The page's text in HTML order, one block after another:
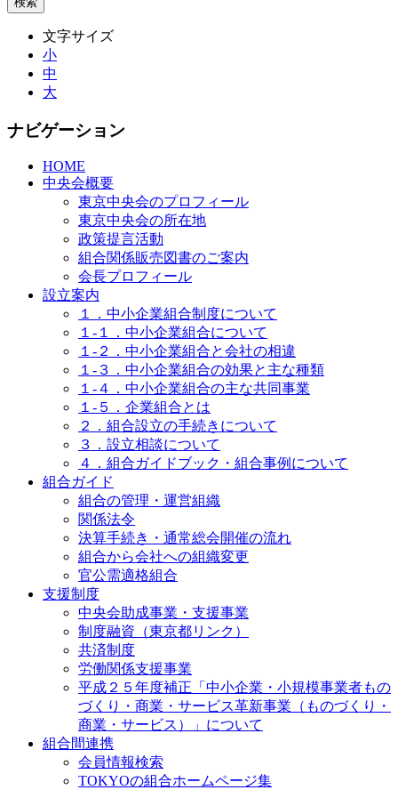
文字サイズ
小
中
大
ナビゲーション
HOME
中央会概要
東京中央会のプロフィール
東京中央会の所在地
政策提言活動
組合関係販売図書のご案内
会長プロフィール
設立案内
１．中小企業組合制度について
１-１．中小企業組合について
１-２．中小企業組合と会社の相違
１-３．中小企業組合の効果と主な種類
１-４．中小企業組合の主な共同事業
１-５．企業組合とは
２．組合設立の手続きについて
３．設立相談について
４．組合ガイドブック・組合事例について
組合ガイド
組合の管理・運営組織
関係法令
決算手続き・通常総会開催の流れ
組合から会社への組織変更
官公需適格組合
支援制度
中央会助成事業・支援事業
制度融資（東京都リンク）
共済制度
労働関係支援事業
平成２５年度補正「中小企業・小規模事業者もの
づくり・商業・サービス革新事業（ものづくり・
商業・サービス）」について
組合間連携
会員情報検索
TOKYOの組合ホームページ集